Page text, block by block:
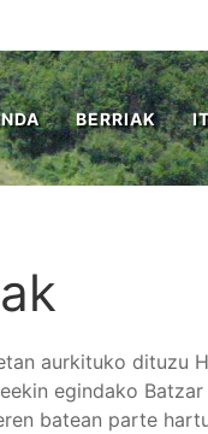
BERRIAK
aurkituko dituzu
egindako
batean parte